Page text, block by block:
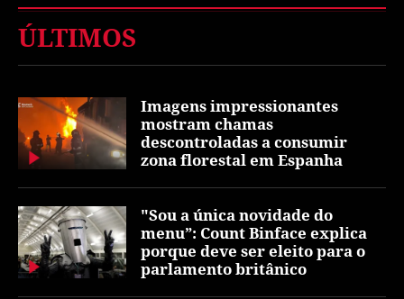
ÚLTIMOS
Imagens impressionantes
mostram chamas
descontroladas a consumir
zona florestal em Espanha
"Sou a única novidade do
menu”: Count Binface explica
porque deve ser eleito para o
parlamento britânico